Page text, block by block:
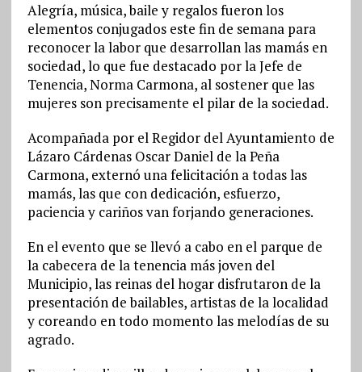
Alegría, música, baile y regalos fueron los
elementos conjugados este fin de semana para
reconocer la labor que desarrollan las mamás en
sociedad, lo que fue destacado por la Jefe de
Tenencia, Norma Carmona, al sostener que las
mujeres son precisamente el pilar de la sociedad.
Acompañada por el Regidor del Ayuntamiento de
Lázaro Cárdenas Oscar Daniel de la Peña
Carmona, externó una felicitación a todas las
mamás, las que con dedicación, esfuerzo,
paciencia y cariños van forjando generaciones.
En el evento que se llevó a cabo en el parque de
la cabecera de la tenencia más joven del
Municipio, las reinas del hogar disfrutaron de la
presentación de bailables, artistas de la localidad
y coreando en todo momento las melodías de su
agrado.